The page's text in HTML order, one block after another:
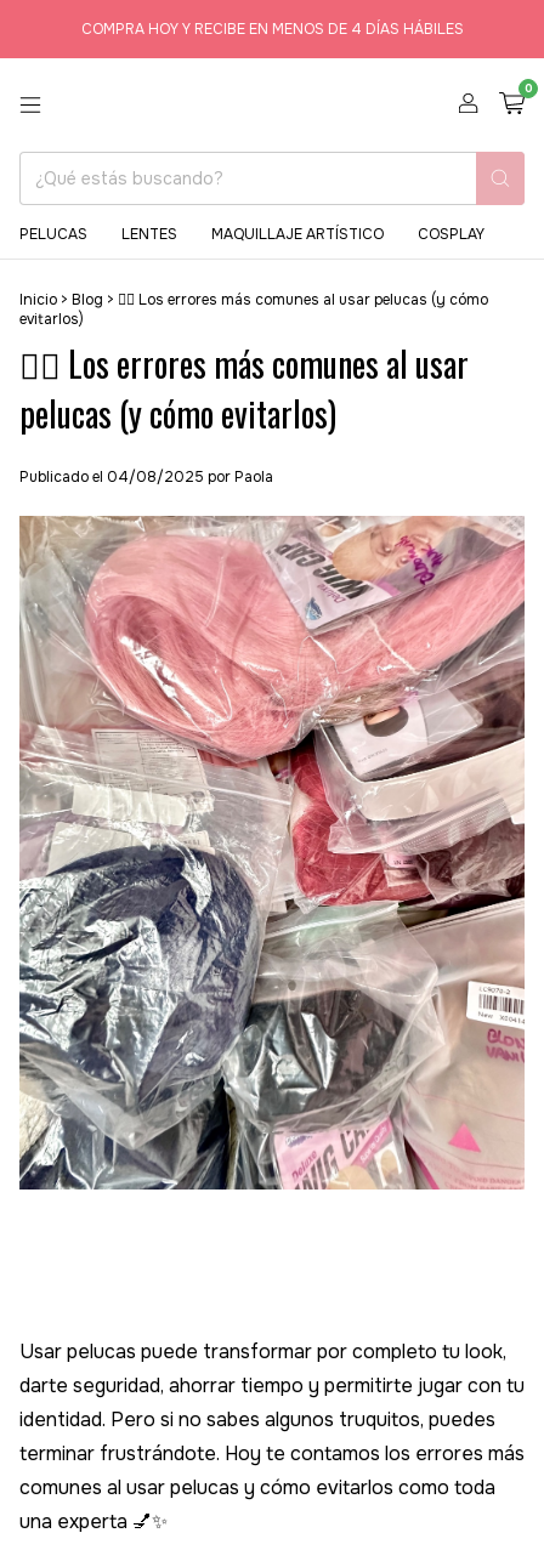
COMPRA HOY Y RECIBE EN MENOS DE 4 DÍAS HÁBILES
0
PELUCAS LENTES MAQUILLAJE ARTÍSTICO COSPLAY
Inicio > Blog > 💇‍♀️ Los errores más comunes al usar pelucas (y cómo
evitarlos)
💇‍♀️ Los errores más comunes al usar
pelucas (y cómo evitarlos)
Publicado el 04/08/2025 por Paola
Usar pelucas puede transformar por completo tu look,
darte seguridad, ahorrar tiempo y permitirte jugar con tu
identidad. Pero si no sabes algunos truquitos, puedes
terminar frustrándote. Hoy te contamos los errores más
comunes al usar pelucas y cómo evitarlos como toda
una experta 💅✨